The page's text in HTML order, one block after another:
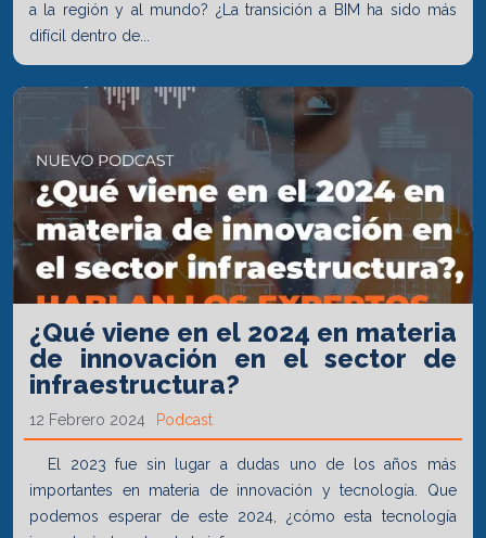
a la región y al mundo? ¿La transición a BIM ha sido más
difícil dentro de...
¿Qué viene en el 2024 en materia
de innovación en el sector de
infraestructura?
12 Febrero 2024 Podcast
El 2023 fue sin lugar a dudas uno de los años más
importantes en materia de innovación y tecnología. Que
podemos esperar de este 2024, ¿cómo esta tecnología